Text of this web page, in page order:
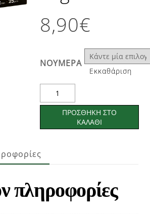
8,90€
ΝΟΥΜΕΡΑ
Εκκαθάριση
FISH
ARISTON
ποσότητα
ΠΡΟΣΘΉΚΗ ΣΤΟ
ΚΑΛΆΘΙ
πληροφορίες